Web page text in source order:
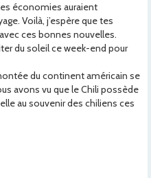
économies auraient
Voilà, j’espère que tes
ces bonnes nouvelles.
du soleil ce week-end pour
du continent américain se
avons vu que le Chili possède
au souvenir des chiliens ces